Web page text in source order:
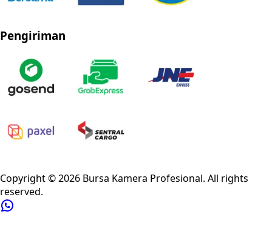
Pengiriman
Copyright ©2026 Bursa Kamera Profesional. All rights
reserved.